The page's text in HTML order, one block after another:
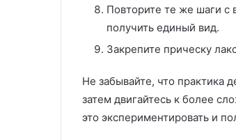
Повторите те же шаги с
получить единый вид.
Закрепите прическу
Не забывайте, что практика
затем двигайтесь к более
это экспериментировать и